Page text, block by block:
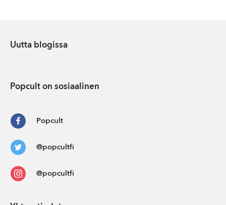
Uutta blogissa
Popcult on sosiaalinen
Popcult
@popcultfi
@popcultfi